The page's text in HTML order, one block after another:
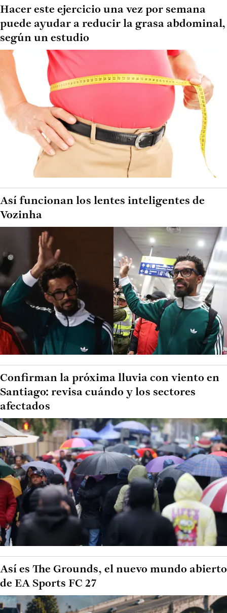
Hacer este ejercicio una vez por semana
puede ayudar a reducir la grasa abdominal,
según un estudio
Así funcionan los lentes inteligentes de
Vozinha
Confirman la próxima lluvia con viento en
Santiago: revisa cuándo y los sectores
afectados
Así es The Grounds, el nuevo mundo abierto
de EA Sports FC 27